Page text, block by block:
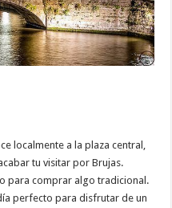
localmente a la plaza central,
tu visitar por Brujas.
para comprar algo tradicional.
perfecto para disfrutar de un